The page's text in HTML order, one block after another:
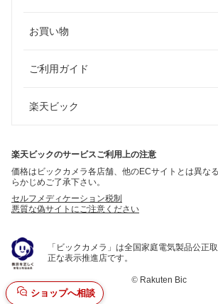
ショップへ相談
お買い物
ご利用ガイド
楽天ビック
楽天ビックのサービスご利用上の注意
価格はビックカメラ各店舗、他のECサイトとは異な
らかじめご了承下さい。
セルフメディケーション税制
悪質な偽サイトにご注意ください
「ビックカメラ」は全国家庭電気製品公正
正な表示推進店です。
© Rakuten Bic